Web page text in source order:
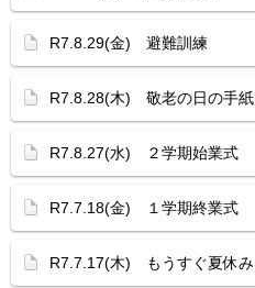
R7.8.29(金) 避難訓練
R7.8.28(木) 敬老の日の手紙
R7.8.27(水) ２学期始業式
R7.7.18(金) １学期終業式
R7.7.17(木) もうすぐ夏休み